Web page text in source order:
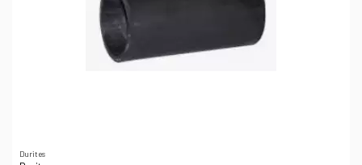
Durites